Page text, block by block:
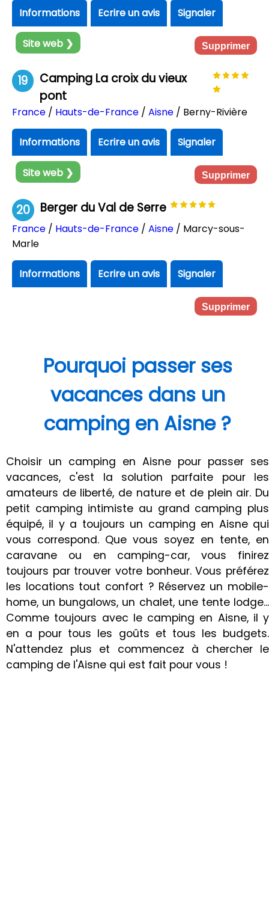
Informations Ecrire un avis Signaler
Site web ❯ Supprimer
19
Camping La croix du vieux
pont
France / Hauts-de-France / Aisne / Berny-Rivière
Informations Ecrire un avis Signaler
Site web ❯ Supprimer
20 Berger du Val de Serre
France / Hauts-de-France / Aisne / Marcy-sous-
Marle
Informations Ecrire un avis Signaler
Supprimer
Pourquoi passer ses
vacances dans un
camping en Aisne ?
Choisir un camping en Aisne pour passer ses
vacances, c'est la solution parfaite pour les
amateurs de liberté, de nature et de plein air. Du
petit camping intimiste au grand camping plus
équipé, il y a toujours un camping en Aisne qui
vous correspond. Que vous soyez en tente, en
caravane ou en camping-car, vous finirez
toujours par trouver votre bonheur. Vous préférez
les locations tout confort ? Réservez un mobile-
home, un bungalows, un chalet, une tente lodge...
Comme toujours avec le camping en Aisne, il y
en a pour tous les goûts et tous les budgets.
N'attendez plus et commencez à chercher le
camping de l'Aisne qui est fait pour vous !